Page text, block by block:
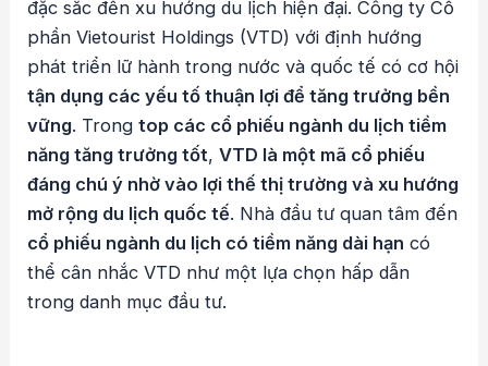
đặc sắc đến xu hướng du lịch hiện đại. Công ty Cổ
phần Vietourist Holdings (VTD) với định hướng
phát triển lữ hành trong nước và quốc tế có cơ hội
tận dụng các yếu tố thuận lợi để tăng trưởng bền
vững. Trongtop các cổ phiếu ngành du lịch tiềm
năng tăng trưởng tốt,VTD là một mã cổ phiếu
đáng chú ý nhờ vào lợi thế thị trường và xu hướng
mở rộng du lịch quốc tế. Nhà đầu tư quan tâm đến
cổ phiếu ngành du lịch có tiềm năng dài hạn có
thể cân nhắc VTD như một lựa chọn hấp dẫn
trong danh mục đầu tư.